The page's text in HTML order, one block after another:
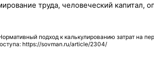
труда, человеческий капитал,
подход к калькулированию затрат на
https://sovman.ru/article/2304/